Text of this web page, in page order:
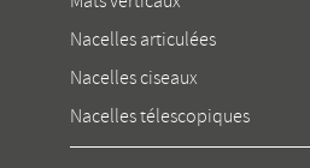
Nacelles articulées
Nacelles ciseaux
Nacelles télescopiques